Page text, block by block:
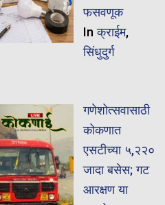
फसवणूक
Inक्राईम,
सिंधुदुर्ग
गणेशोत्सवासाठी
कोकणात
एसटीच्या ५,२२०
जादा बसेस; गट
आरक्षण या